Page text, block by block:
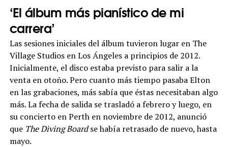
‘El álbum más pianístico de mi
carrera’
Las sesiones iniciales del álbum tuvieron lugar en The
Village Studios en Los Ángeles a principios de 2012.
Inicialmente, el disco estaba previsto para salir a la
venta en otoño. Pero cuanto más tiempo pasaba Elton
en las grabaciones, más sabía que éstas necesitaban algo
más. La fecha de salida se trasladó a febrero y luego, en
su concierto en Perth en noviembre de 2012, anunció
que The Diving Boardse había retrasado de nuevo, hasta
mayo.